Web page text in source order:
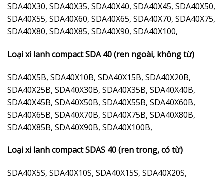
SDA40X30, SDA40X35, SDA40X40, SDA40X45, SDA40X50,
SDA40X55, SDA40X60, SDA40X65, SDA40X70, SDA40X75,
SDA40X80, SDA40X85, SDA40X90, SDA40X100,
Loại xi lanh compact SDA 40 (ren ngoài, không từ)
SDA40X5B, SDA40X10B, SDA40X15B, SDA40X20B,
SDA40X25B, SDA40X30B, SDA40X35B, SDA40X40B,
SDA40X45B, SDA40X50B, SDA40X55B, SDA40X60B,
SDA40X65B, SDA40X70B, SDA40X75B, SDA40X80B,
SDA40X85B, SDA40X90B, SDA40X100B,
Loại xi lanh compact SDAS 40 (ren trong, có từ)
SDA40X5S, SDA40X10S, SDA40X15S, SDA40X20S,